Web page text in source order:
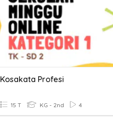
Kosakata Profesi
15 T KG - 2nd 4